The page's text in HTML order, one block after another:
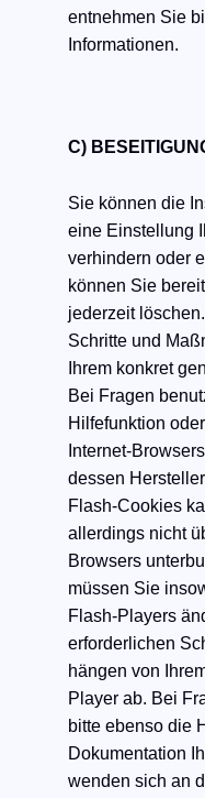
entnehmen Sie
Informationen.
C)
Sie können die
eine Einstellung
verhindern oder
können Sie
jederzeit
Schritte und
Ihrem konkret
Bei Fragen
Hilfefunktion
Internet-
dessen
Flash-Cookies
allerdings nicht
Browsers
müssen Sie
Flash-Players
erforderlichen
hängen von
Player ab. Bei
bitte ebenso die
Dokumentation
wenden sich an